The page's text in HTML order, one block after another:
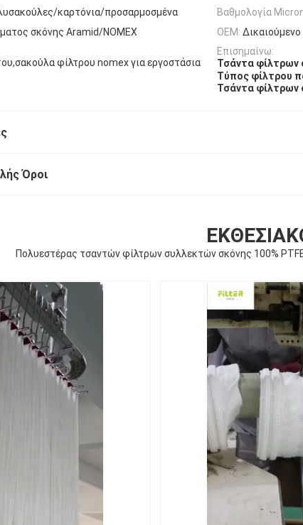
καρτόνια/προσαρμοσμένα Βαθμολογία
σκόνης Aramid/NOMEX OEM:
φίλτρου nomex για εργοστάσια
Επισημαίνω:
Τσάντα φίλτρων
Τύπος φίλτρου
Τσάντα φίλτρων
Όροι
Πολυεστέρας τσαντών φίλτρων συλλεκτών σκόνης 100%